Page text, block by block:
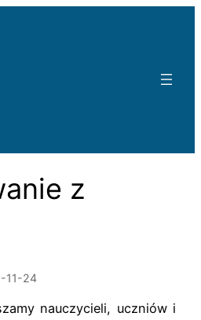
z
11-24
nauczycieli, uczniów i